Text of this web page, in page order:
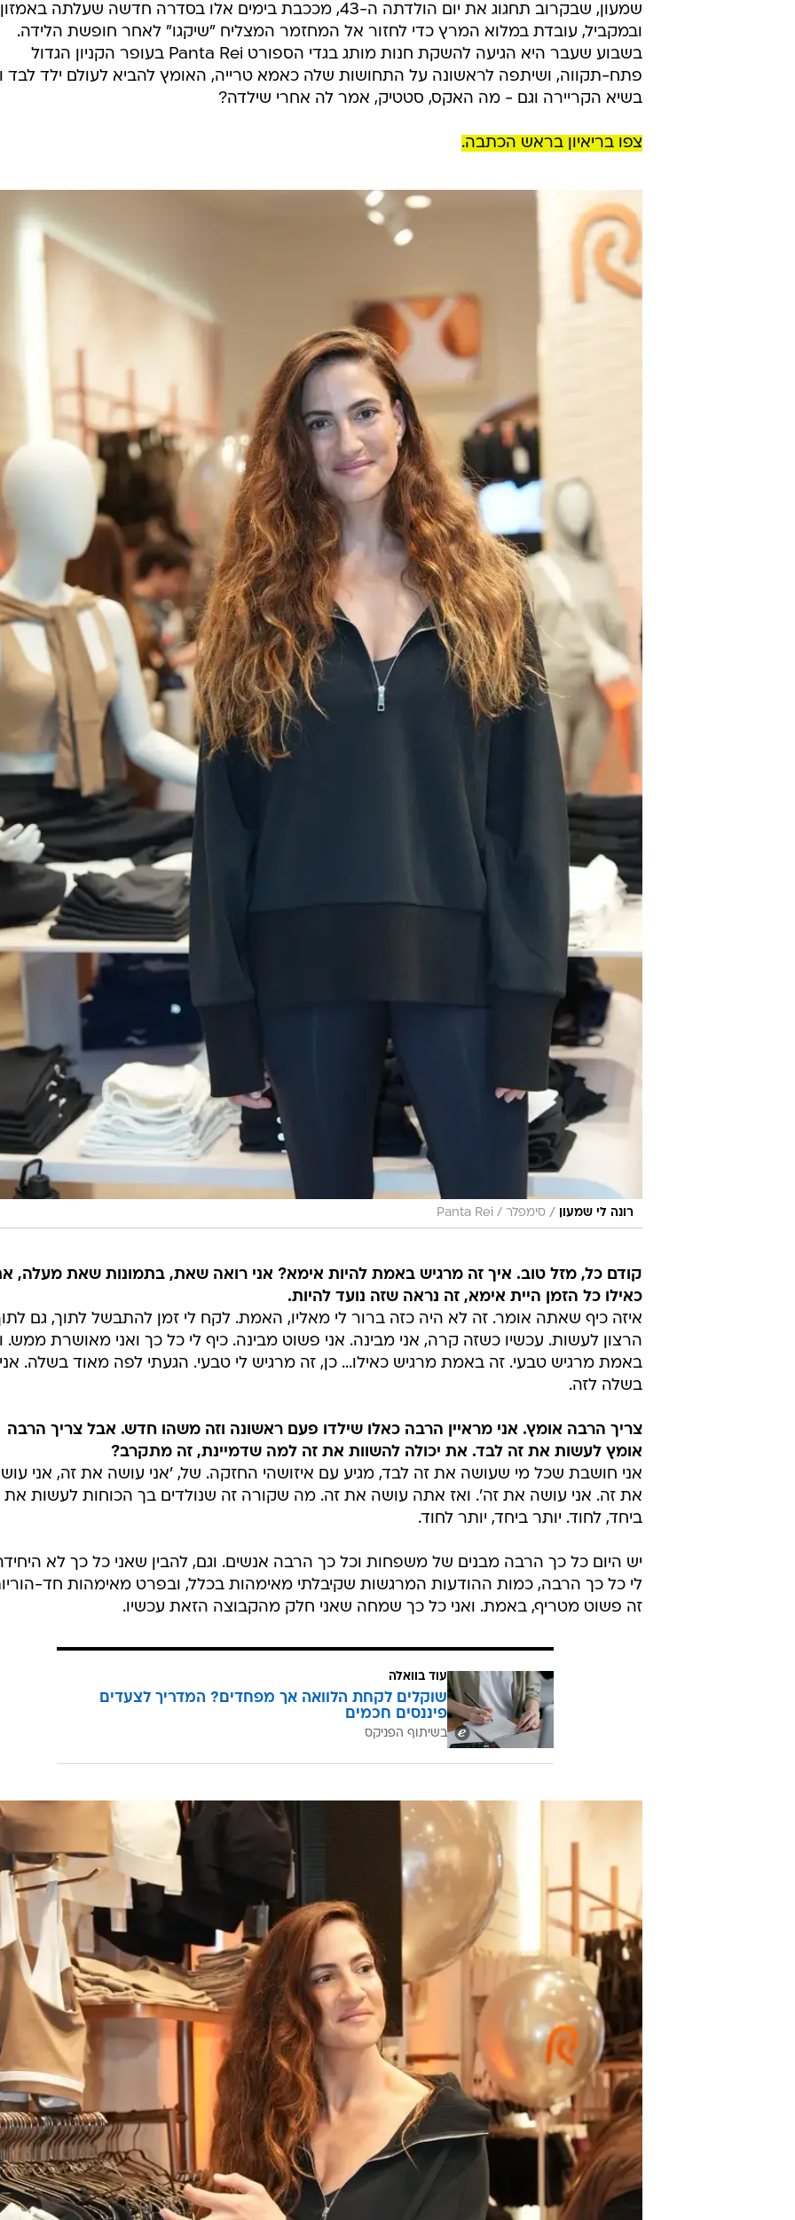
שמעון, שבקרוב תחגוג את יום הולדתה ה-43, מככבת בימים אלו בסדרה חדשה שעלתה
ובמקביל, עובדת במלוא המרץ כדי לחזור אל המחזמר המצליח "שיקגו" לאחר חופשת הלידה.
בשבוע שעבר היא הגיעה להשקת חנות מותג בגדי הספורט Panta Rei בעופר הקניון הגדול
פתח-תקווה, ושיתפה לראשונה על התחושות שלה כאמא טרייה, האומץ להביא לעולם ילד לבד
בשיא הקריירה וגם - מה האקס, סטטיק, אמר לה אחרי שילדה?
צפו בריאיון בראש הכתבה.
רונה לי שמעון / סימפלר / Panta Rei
קודם כל, מזל טוב. איך זה מרגיש באמת להיות אימא? אני רואה שאת, בתמונות שאת מעלה,
כאילו כל הזמן היית אימא, זה נראה שזה נועד להיות.
איזה כיף שאתה אומר. זה לא היה כזה ברור לי מאליו, האמת. לקח לי זמן להתבשל לתוך, גם
הרצון לעשות. עכשיו כשזה קרה, אני מבינה. אני פשוט מבינה. כיף לי כל כך ואני מאושרת ממש.
באמת מרגיש טבעי. זה באמת מרגיש כאילו... כן, זה מרגיש לי טבעי. הגעתי לפה מאוד בשלה. אני
בשלה לזה.
צריך הרבה אומץ. אני מראיין הרבה כאלו שילדו פעם ראשונה וזה משהו חדש. אבל צריך הרבה
אומץ לעשות את זה לבד. את יכולה להשוות את זה למה שדמיינת, זה מתקרב?
אני חושבת שכל מי שעושה את זה לבד, מגיע עם איזושהי החזקה. של, 'אני עושה את זה, אני
את זה. אני עושה את זה'. ואז אתה עושה את זה. מה שקורה זה שנולדים בך הכוחות לעשות את
ביחד, לחוד. יותר ביחד, יותר לחוד.
יש היום כל כך הרבה מבנים של משפחות וכל כך הרבה אנשים. וגם, להבין שאני כל כך לא
לי כל כך הרבה, כמות ההודעות המרגשות שקיבלתי מאימהות בכלל, ובפרט מאימהות חד-
זה פשוט מטריף, באמת. ואני כל כך שמחה שאני חלק מהקבוצה הזאת עכשיו.
עוד בוואלה
שוקלים לקחת הלוואה אך מפחדים? המדריך לצעדים
פיננסים חכמים
בשיתוף הפניקס